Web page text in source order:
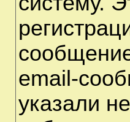
email-
указали